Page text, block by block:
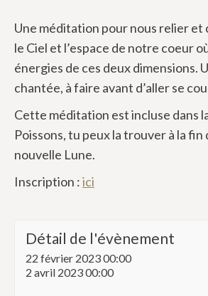
Une méditation pour nous relier et
le Ciel et l’espace de notre coeur
énergies de ces deux dimensions.
chantée, à faire avant d’aller se
Cette méditation est incluse dans
Poissons, tu peux la trouver à la fin
nouvelle Lune.
Inscription :ici
Détail de l'évènement
22 février 2023 00:00
2 avril 2023 00:00